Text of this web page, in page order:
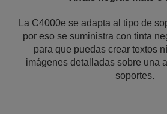
La C4000e se adapta al tipo de
por eso se suministra con tinta
para que puedas crear textos
imágenes detalladas sobre una
soportes.